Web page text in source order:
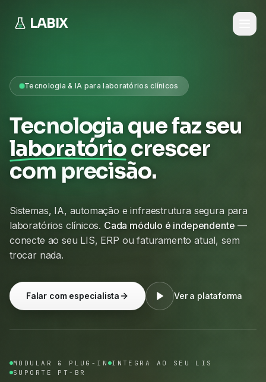
LABIX
Tecnologia & IA para laboratórios clínicos
Tecnologia que faz seu
laboratóriocrescer
com precisão.
Sistemas, IA, automação e infraestrutura segura para
laboratórios clínicos. Cada módulo é independente —
conecte ao seu LIS, ERP ou faturamento atual, sem
trocar nada.
Falar com especialista Ver a plataforma
MODULAR & PLUG-IN INTEGRA AO SEU LIS
SUPORTE PT-BR